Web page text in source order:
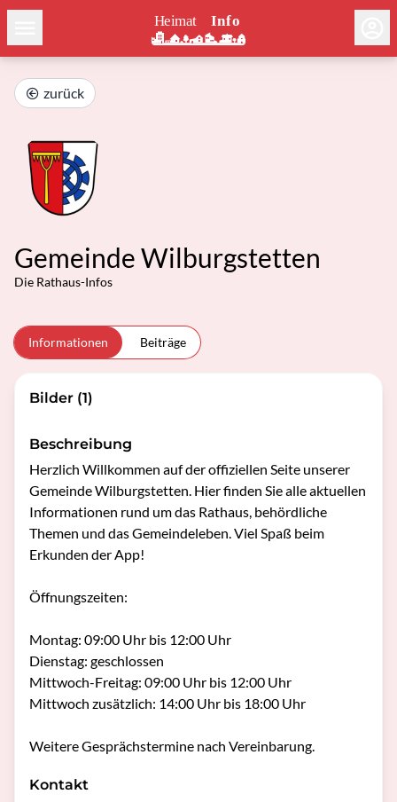
zurück
Gemeinde Wilburgstetten
Die Rathaus-Infos
Informationen Beiträge
Bilder (1)
Beschreibung
Herzlich Willkommen auf der offiziellen Seite unserer
Gemeinde Wilburgstetten. Hier finden Sie alle aktuellen
Informationen rund um das Rathaus, behördliche
Themen und das Gemeindeleben. Viel Spaß beim
Erkunden der App!
Öffnungszeiten:
Montag: 09:00 Uhr bis 12:00 Uhr
Dienstag: geschlossen
Mittwoch-Freitag: 09:00 Uhr bis 12:00 Uhr
Mittwoch zusätzlich: 14:00 Uhr bis 18:00 Uhr
Weitere Gesprächstermine nach Vereinbarung.
Kontakt